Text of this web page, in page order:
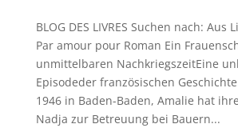
BLOG DES LIVRES Suchen nach: Aus
Par amour pour Roman Ein
unmittelbaren NachkriegszeitEine
Episodeder französischen
1946 in Baden-Baden, Amalie hat
Nadja zur Betreuung bei Bauern...